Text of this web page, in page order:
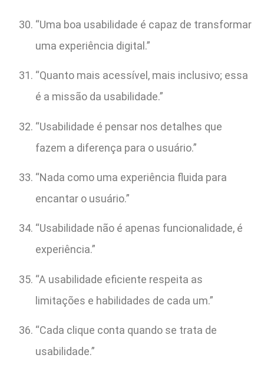
“Uma boa usabilidade é capaz de transformar
uma experiência digital.”
“Quanto mais acessível, mais inclusivo; essa
é a missão da usabilidade.”
“Usabilidade é pensar nos detalhes que
fazem a diferença para o usuário.”
“Nada como uma experiência fluida para
encantar o usuário.”
“Usabilidade não é apenas funcionalidade, é
experiência.”
“A usabilidade eficiente respeita as
limitações e habilidades de cada um.”
“Cada clique conta quando se trata de
usabilidade.”